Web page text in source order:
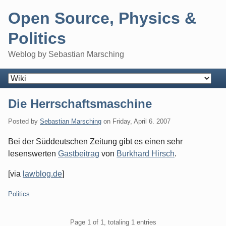
content
Open Source, Physics &
Politics
Weblog by Sebastian Marsching
Navigation
Die Herrschaftsmaschine
Posted by Sebastian Marsching on Friday, April 6. 2007
Bei der Süddeutschen Zeitung gibt es einen sehr
lesenswerten Gastbeitrag von Burkhard Hirsch.
[via lawblog.de]
Categories:
Politics
Page 1 of 1, totaling 1 entries